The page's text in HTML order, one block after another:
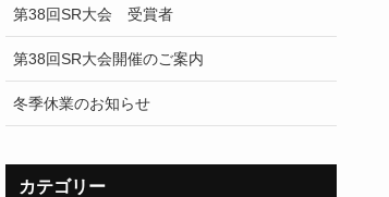
第38回SR大会 受賞者
第38回SR大会開催のご案内
冬季休業のお知らせ
カテゴリー